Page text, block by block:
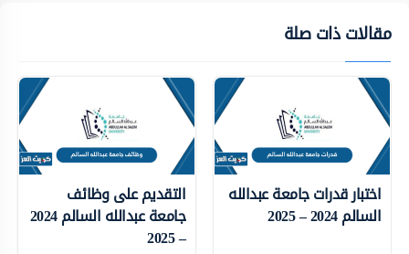
مقالات ذات صلة
اختبار قدرات جامعة عبدالله
السالم 2024 – 2025
التقديم على وظائف
جامعة عبدالله السالم 2024
– 2025